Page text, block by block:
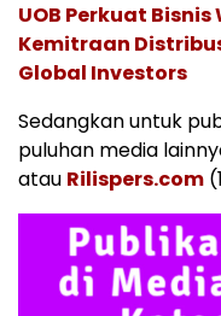
UOB Perkuat
Kemitraan
Global Investors
Sedangkan untuk
puluhan media
atau Rilispers.com